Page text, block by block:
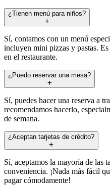
¿Tienen menú para niños?
Sí, contamos con un menú
incluyen mini pizzas y pastas.
en el restaurante.
¿Puedo reservar una mesa?
Sí, puedes hacer una reserva a
recomendamos hacerlo,
de semana.
¿Aceptan tarjetas de crédito?
Sí, aceptamos la mayoría de las
conveniencia. ¡Nada más fácil
pagar cómodamente!